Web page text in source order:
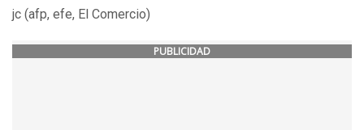
jc (afp, efe, El Comercio)
PUBLICIDAD